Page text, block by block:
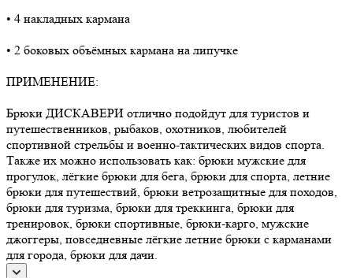
• 4 накладных кармана
• 2 боковых объёмных кармана на липучке
ПРИМЕНЕНИЕ:
Брюки ДИСКАВЕРИ отлично подойдут для туристов и
путешественников, рыбаков, охотников, любителей
спортивной стрельбы и военно-тактических видов спорта.
Также их можно использовать как: брюки мужские для
прогулок, лёгкие брюки для бега, брюки для спорта, летние
брюки для путешествий, брюки ветрозащитные для походов,
брюки для туризма, брюки для треккинга, брюки для
тренировок, брюки спортивные, брюки-карго, мужские
джоггеры, повседневные лёгкие летние брюки с карманами
для города, брюки для дачи.